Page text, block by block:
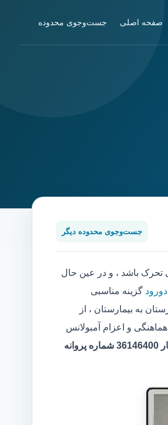
صفحه اصلی جست‌وجوی محدوده
جست‌وجوی محدوده دیگر
باشد ، و در عین حال
گزینه مناسبی
به بیمارستان ، از
و اعزام آمبولانس
مرکر آمبولانس خصوصی همیاران سلامت ایثار 36146400 شماره پروانه